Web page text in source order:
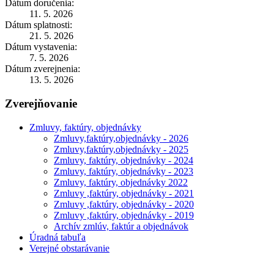
Dátum doručenia:
11. 5. 2026
Dátum splatnosti:
21. 5. 2026
Dátum vystavenia:
7. 5. 2026
Dátum zverejnenia:
13. 5. 2026
Zverejňovanie
Zmluvy, faktúry, objednávky
Zmluvy,faktúry,objednávky - 2026
Zmluvy,faktúry,objednávky - 2025
Zmluvy, faktúry, objednávky - 2024
Zmluvy, faktúry, objednávky - 2023
Zmluvy, faktúry, objednávky 2022
Zmluvy ,faktúry, objednávky - 2021
Zmluvy ,faktúry, objednávky - 2020
Zmluvy ,faktúry, objednávky - 2019
Archív zmlúv, faktúr a objednávok
Úradná tabuľa
Verejné obstarávanie